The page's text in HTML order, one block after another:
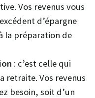
Vos revenus vous
d’épargne
la préparation de
: c’est celle qui
retraite. Vos revenus
besoin, soit d’un